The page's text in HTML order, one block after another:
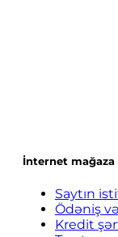
İnternet mağaza
Saytın
Ödəniş
Kredit